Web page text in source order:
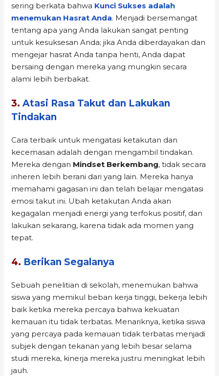
sering berkata bahwa Kunci Sukses adalah
menemukan Hasrat Anda. Menjadi bersemangat
tentang apa yang Anda lakukan sangat penting
untuk kesuksesan Anda; jika Anda diberdayakan dan
mengejar hasrat Anda tanpa henti, Anda dapat
bersaing dengan mereka yang mungkin secara
alami lebih berbakat.
3.Atasi Rasa Takut dan Lakukan
Tindakan
Cara terbaik untuk mengatasi ketakutan dan
kecemasan adalah dengan mengambil tindakan.
Mereka dengan Mindset Berkembang, tidak secara
inheren lebih berani dari yang lain. Mereka hanya
memahami gagasan ini dan telah belajar mengatasi
emosi takut ini. Ubah ketakutan Anda akan
kegagalan menjadi energi yang terfokus positif, dan
lakukan sekarang, karena tidak ada momen yang
tepat.
4. Berikan Segalanya
Sebuah penelitian di sekolah, menemukan bahwa
siswa yang memikul beban kerja tinggi, bekerja lebih
baik ketika mereka percaya bahwa kekuatan
kemauan itu tidak terbatas. Menariknya, ketika siswa
yang percaya pada kemauan tidak terbatas menjadi
subjek dengan tekanan yang lebih besar selama
studi mereka, kinerja mereka justru meningkat lebih
jauh.